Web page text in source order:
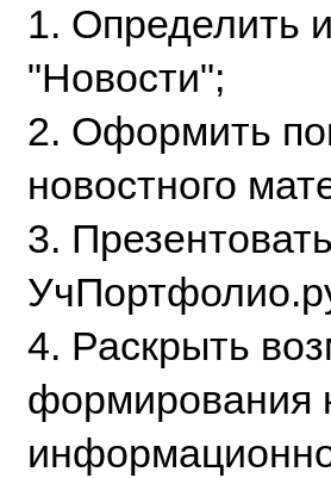
1. Определить
"Новости";
2. Оформить
новостного
3.
4. Раскрыть
формирования